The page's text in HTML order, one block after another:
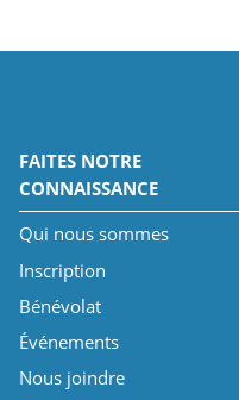
FAITES NOTRE
CONNAISSANCE
Qui nous sommes
Inscription
Bénévolat
Événements
Nous joindre